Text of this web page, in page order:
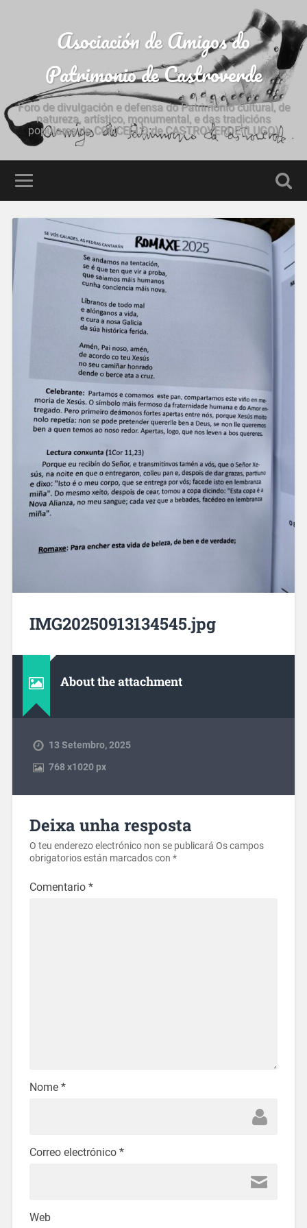
Asociación de Amigos do
Patrimonio de Castroverde
Foro de divulgación e defensa do Patrimonio cultural, de
natureza, artístico, monumental, e das tradicións
populares do CONCELLO de CASTROVERDE (LUGO)
IMG20250913134545.jpg
About the attachment
13 Setembro, 2025
768x1020 px
Deixa unha resposta
O teu enderezo electrónico non se publicará Os campos
obrigatorios están marcados con *
Comentario *
Nome *
Correo electrónico *
Web